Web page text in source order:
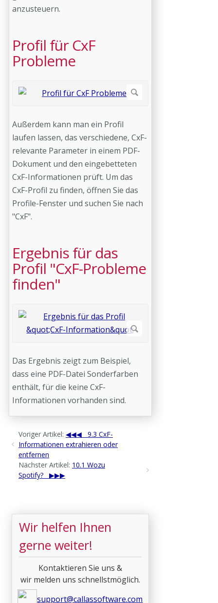
anzusteuern.
Profil für CxF
Probleme
Außerdem kann man ein Profil
laufen lassen, das verschiedene, CxF-
relevante Parameter in einem PDF-
Dokument und den eingebetteten
CxF-Informationen prüft. Um das
CxF-Profil zu finden, öffnen Sie das
Profile-Fenster und suchen Sie nach
"CxF".
Ergebnis für das
Profil "CxF-Probleme
finden"
Das Ergebnis zeigt zum Beispiel,
dass eine PDF-Datei Sonderfarben
enthält, für die keine CxF-
Informationen vorhanden sind.
Voriger Artikel:
9.3 CxF-
Informationen extrahieren oder
entfernen
Nächster Artikel: 10.1 Wozu
Spotify?
Wir helfen Ihnen
gerne weiter!
Kontaktieren Sie uns &
wir melden uns schnellstmöglich.
support@callassoftware.com